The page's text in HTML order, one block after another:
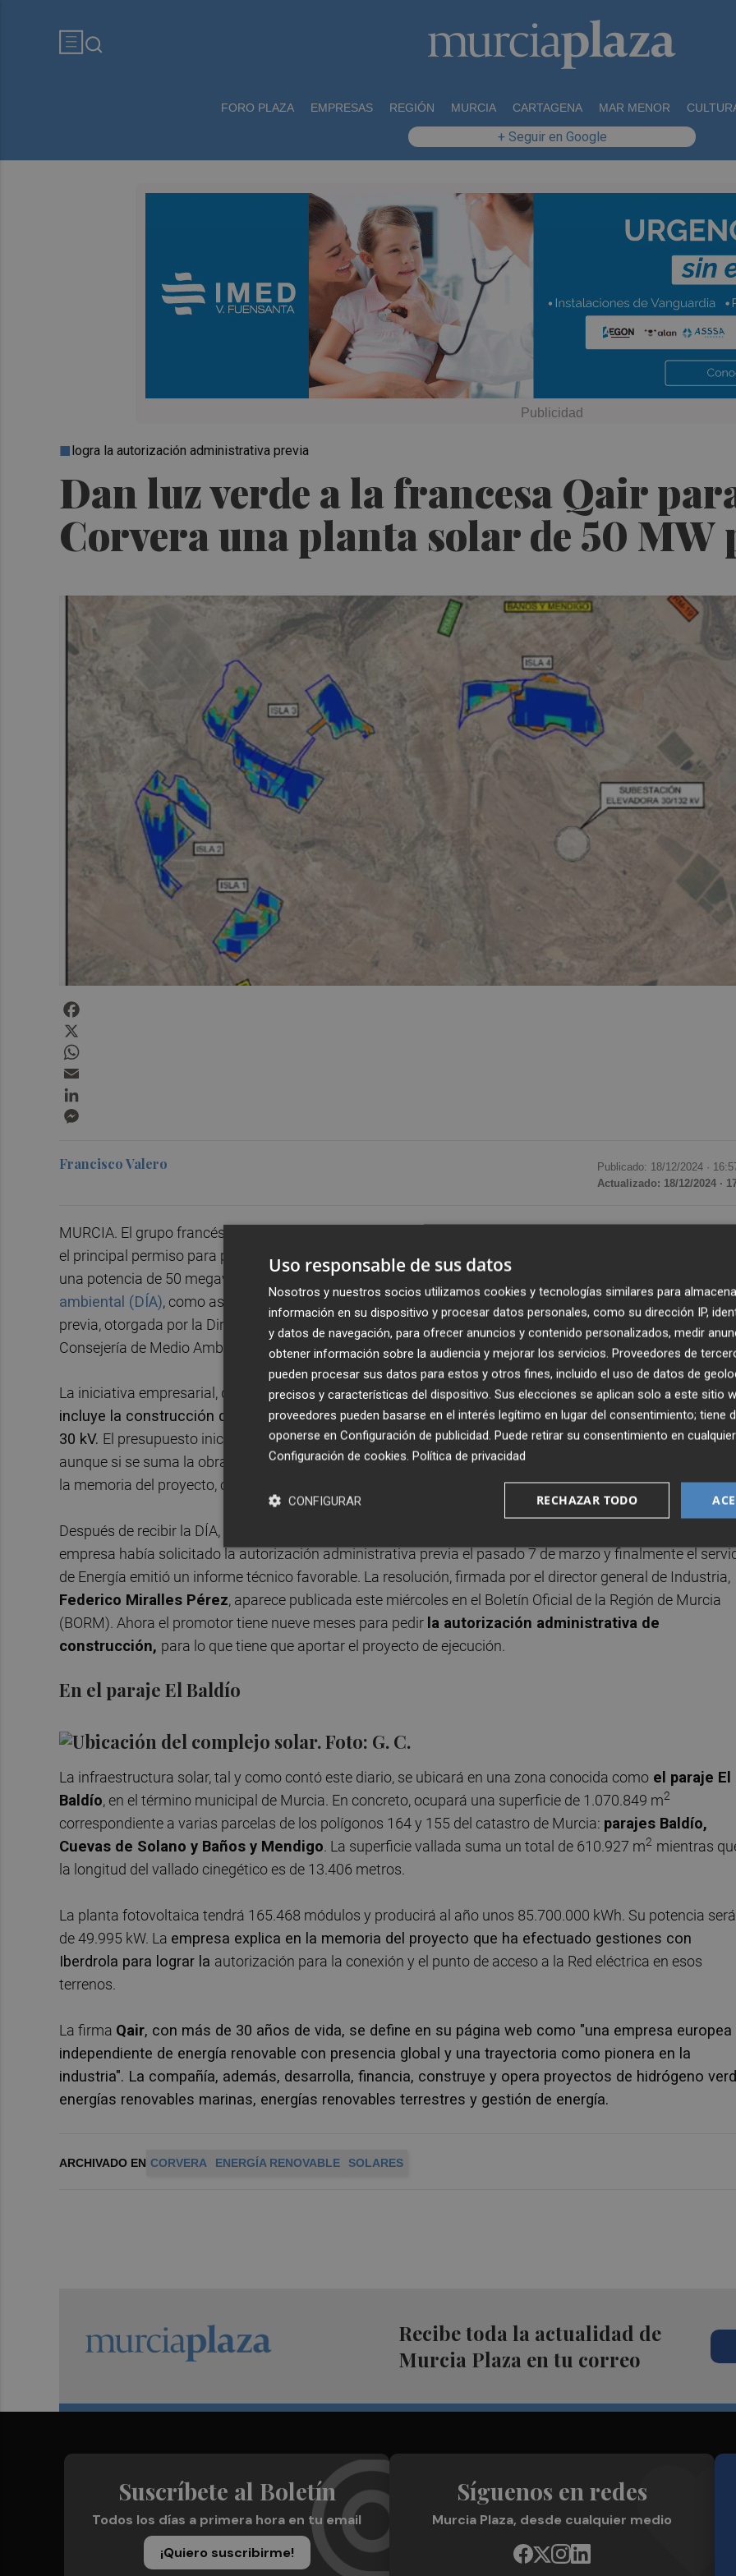
FORO PLAZA EMPRESAS REGIÓN MURCIA CARTAGENA MAR MENOR
+ Seguir en Google
Dan luz verde a la francesa Qair
Corvera una planta solar de 50 MW
logra la autorización administrativa previa
Francisco Valero Publicado: 18/12/2024 ·
Actualizado: 18/12/2024 ·
MURCIA. El grupo francés
el principal permiso para poner en marcha su proyecto fotovoltaico en la pedanía murciana de
una potencia de 50 megavatios. La promotora obtuvo el pasado 15 de febrero
ambiental (DÍA), como así informóMurcia Plaza, y ahora acaba de lograr la autorización administrativa
previa, otorgada por la Dirección General de Industria, Energía y Minas, un organismo que depende de la
Consejería de Medio Ambiente de la Región de Murcia.
La iniciativa empresarial, que tiene por títuloProyecto de Central Solar FV de 50 MWn - Brianes El Baldío,
incluye la construcción de una planta fotovoltaica y también una línea de evacuación subterránea de
30 kV. El presupuesto inicial de las instalaciones asciende a 28 millones (28.392.990, para ser exactos),
aunque si se suma la obra civil y la mano de obra queda finalmente en 33.529.224 euros, tal y como refleja
la memoria del proyecto, consultada por
Después de recibir la DÍA, firmada por el el director general de Medio Ambiente,
empresa había solicitado la autorización administrativa previa el pasado 7 de marzo y finalmente el
de Energía emitió un informe técnico favorable. La resolución, firmada por el director general de Industria,
Federico Miralles Pérez, aparece publicada este miércoles en el Boletín Oficial de la Región de Murcia
(BORM). Ahora el promotor tiene nueve meses para pedir la autorización administrativa de
construcción, para lo que tiene que aportar el proyecto de ejecución.
En el paraje El Baldío
La infraestructura solar, tal y como contó este diario, se ubicará en una zona conocida como el paraje El
Baldío, en el término municipal de Murcia. En concreto, ocupará una superficie de 1.070.849 m2
correspondiente a varias parcelas de los polígonos 164 y 155 del catastro de Murcia: parajes Baldío,
Cuevas de Solano y Baños y Mendigo. La superficie vallada suma un total de 610.927 m2 mientras
la longitud del vallado cinegético es de 13.406 metros.
La planta fotovoltaica tendrá 165.468 módulos y producirá al año unos 85.700.000 kWh. Su potencia será
de 49.995 kW. La empresa explica en la memoria del proyecto que ha efectuado gestiones con
Iberdrola para lograr la autorización para la conexión y el punto de acceso a la Red eléctrica en esos
terrenos.
La firma Qair, con más de 30 años de vida, se define en su página web como "una empresa europea
independiente de energía renovable con presencia global y una trayectoria como pionera en la
industria". La compañía, además, desarrolla, financia, construye y opera proyectos de hidrógeno
energías renovables marinas, energías renovables terrestres y gestión de energía.
ARCHIVADO EN CORVERA ENERGÍA RENOVABLE SOLARES
Recibe toda la actualidad de
Murcia Plaza en tu correo
Suscríbete al Boletín
Todos los días a primera hora en tu email
¡Quiero suscribirme!
Síguenos en redes
Murcia Plaza, desde cualquier medio
Uso responsable de sus datos
Nosotros y nuestros socios utilizamos cookies y tecnologías similares para
información en su dispositivo y procesar datos personales, como su dirección IP,
y datos de navegación, para ofrecer anuncios y contenido personalizados, medir
obtener información sobre la audiencia y mejorar los servicios. Proveedores de
pueden procesar sus datos para estos y otros fines, incluido el uso de datos de
precisos y características del dispositivo. Sus elecciones se aplican solo a este sitio
proveedores pueden basarse en el interés legítimo en lugar del consentimiento; tiene
oponerse en Configuración de publicidad. Puede retirar su consentimiento en
Configuración de cookies. Política de privacidad
RECHAZAR TODO
CONFIGURAR